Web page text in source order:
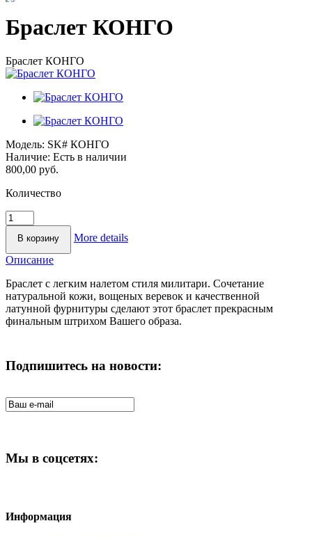
Браслет КОНГО
Браслет КОНГО
Модель: SK# КОНГО
Наличие: Есть в наличии
800,00 руб.
Количество
More details
Описание
Браслет с легким налетом стиля милитари. Сочетание
натуральной кожи, вощеных веревок и качественной
латунной фурнитуры сделают этот браслет прекрасным
финальным штрихом Вашего образа.
Подпишитесь на новости:
Мы в соцсетях:
Информация